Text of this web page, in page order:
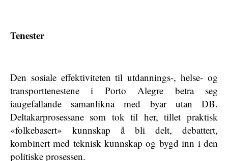
Tenester
Den sosiale effektiviteten til utdannings-, helse- og
transporttenestene i Porto Alegre betra seg
iaugefallande samanlikna med byar utan DB.
Deltakarprosessane som tok til her, tillet praktisk
«folkebasert» kunnskap å bli delt, debattert,
kombinert med teknisk kunnskap og bygd inn i den
politiske prosessen.